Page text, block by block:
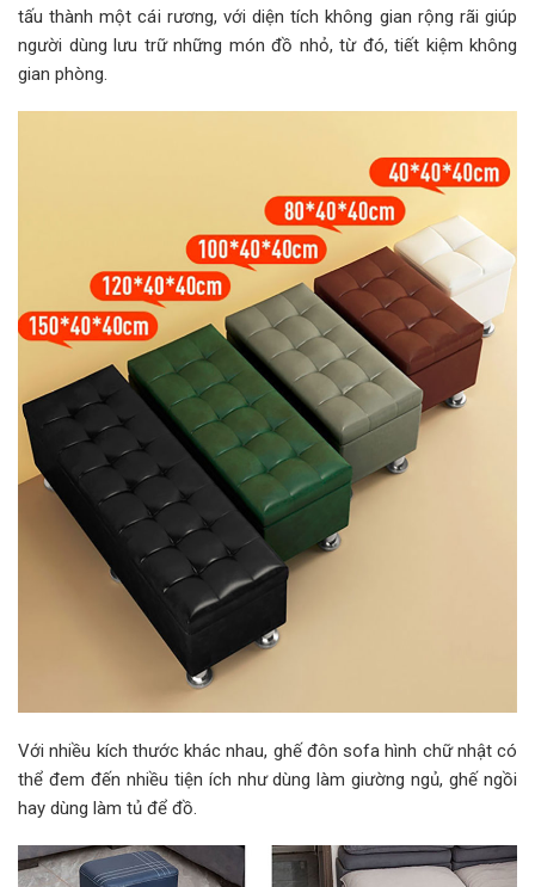
tấu thành một cái rương, với diện tích không gian rộng rãi giúp
người dùng lưu trữ những món đồ nhỏ, từ đó, tiết kiệm không
gian phòng.
Với nhiều kích thước khác nhau, ghế đôn sofa hình chữ nhật có
thể đem đến nhiều tiện ích như dùng làm giường ngủ, ghế ngồi
hay dùng làm tủ để đồ.